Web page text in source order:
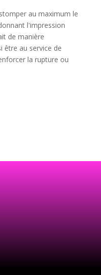
au maximum le
l'impression
de manière
être au service de
la rupture ou